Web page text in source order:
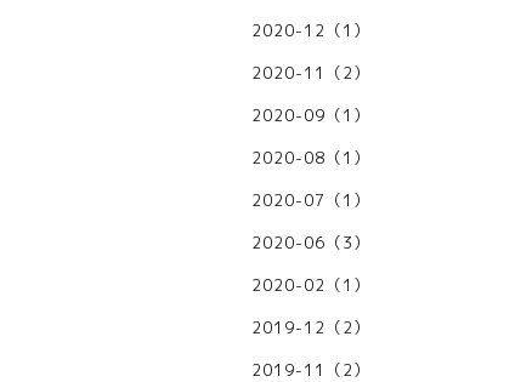
2020-12（1）
2020-11（2）
2020-09（1）
2020-08（1）
2020-07（1）
2020-06（3）
2020-02（1）
2019-12（2）
2019-11（2）